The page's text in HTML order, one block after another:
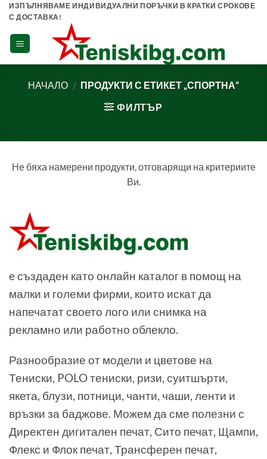
Skip
content
ИЗПЪЛНЯВАМЕ ИНДИВИДУАЛНИ ПОРЪЧКИ В КРАТКИ СРОКОВЕ
С ДОСТАВКА!
НАЧАЛО / ПРОДУКТИ С ЕТИКЕТ „СПОРТНА“
ФИЛТЪР
Не бяха намерени продукти, отговарящи на критериите
Ви.
e създаден като онлайн каталог в помощ на
малки и големи фирми, които искат да
напечатат своето лого или снимка на
рекламно или работно облекло.
Разнообразие от модели и цветове на
Тениски, POLO тениски, ризи, суитшърти,
якета, блузи, потници, чанти, чаши, ленти и
връзки за баджове. Можем да сме полезни с
Директен дигитален печат, Сито печат, Щампи,
Флекс и Флок печат, Трансферен печат,